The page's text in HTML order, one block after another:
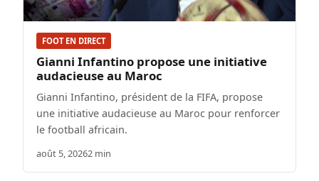
FOOT EN DIRECT
Gianni Infantino propose une initiative
audacieuse au Maroc
Gianni Infantino, président de la FIFA, propose
une initiative audacieuse au Maroc pour renforcer
le football africain.
août 5, 20262 min